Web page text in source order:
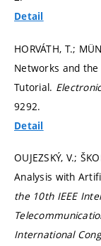
Detail
HORVÁTH, T.;
Networks and
Tutorial.
9292.
Detail
OUJEZSKÝ, V.;
Analysis with
the 10th IEEE
International